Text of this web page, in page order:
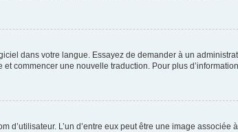
dans votre langue. Essayez de demander à un
commencer une nouvelle traduction. Pour plus
L’un d’entre eux peut être une image